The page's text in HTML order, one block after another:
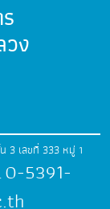
ง
3 เลขที่ 333 หมู่ 1
0-5391-